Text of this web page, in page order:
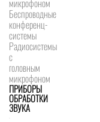
микрофоном
Беспроводные
конференц-
системы
Радиосистемы
с
головным
микрофоном
ПРИБОРЫ
ОБРАБОТКИ
ЗВУКА